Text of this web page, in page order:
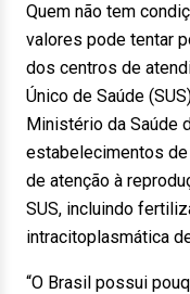
Quem não tem
valores pode tentar
dos centros de
Único de Saúde
Ministério da Saúde
estabelecimentos
de atenção à
SUS, incluindo
intracitoplasmática
“O Brasil possui